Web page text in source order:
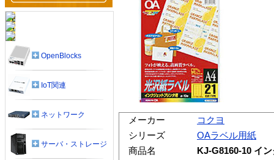
メーカー
コクヨ
シリーズ
OAラベル用紙
商品名
KJ-G8160-10 イ
OpenBlocks
IoT関連
ネットワーク
サーバ・ストレージ